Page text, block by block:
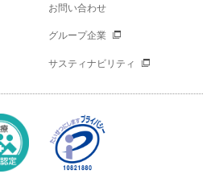
お問い合わせ
グループ企業
サスティナビリティ